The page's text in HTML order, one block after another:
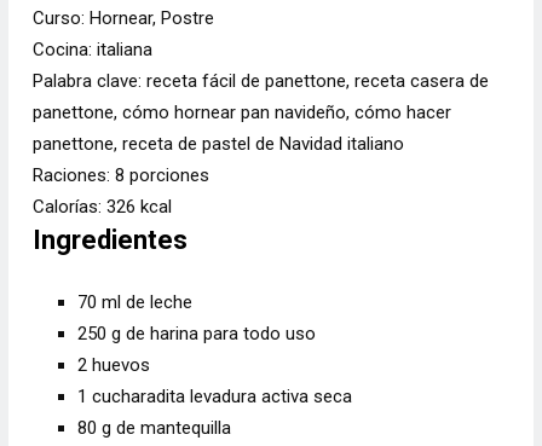
Curso: Hornear, Postre
Cocina: italiana
Palabra clave: receta fácil de panettone, receta casera de
panettone, cómo hornear pan navideño, cómo hacer
panettone, receta de pastel de Navidad italiano
Raciones: 8 porciones
Calorías: 326 kcal
Ingredientes
70ml deleche
250gde harina para todo uso
2huevos
1cucharaditalevadura activa seca
80g demantequilla